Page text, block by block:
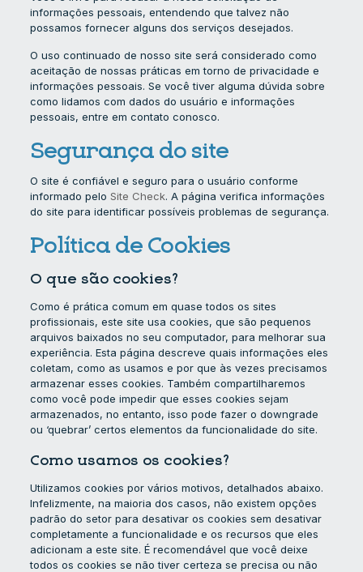
informações pessoais, entendendo que talvez não
possamos fornecer alguns dos serviços desejados.
O uso continuado de nosso site será considerado como
aceitação de nossas práticas em torno de privacidade e
informações pessoais. Se você tiver alguma dúvida sobre
como lidamos com dados do usuário e informações
pessoais, entre em contato conosco.
Segurança do site
O site é confiável e seguro para o usuário conforme
informado pelo Site Check. A página verifica informações
do site para identificar possíveis problemas de segurança.
Política de Cookies
O que são cookies?
Como é prática comum em quase todos os sites
profissionais, este site usa cookies, que são pequenos
arquivos baixados no seu computador, para melhorar sua
experiência. Esta página descreve quais informações eles
coletam, como as usamos e por que às vezes precisamos
armazenar esses cookies. Também compartilharemos
como você pode impedir que esses cookies sejam
armazenados, no entanto, isso pode fazer o downgrade
ou ‘quebrar’ certos elementos da funcionalidade do site.
Como usamos os cookies?
Utilizamos cookies por vários motivos, detalhados abaixo.
Infelizmente, na maioria dos casos, não existem opções
padrão do setor para desativar os cookies sem desativar
completamente a funcionalidade e os recursos que eles
adicionam a este site. É recomendável que você deixe
todos os cookies se não tiver certeza se precisa ou não